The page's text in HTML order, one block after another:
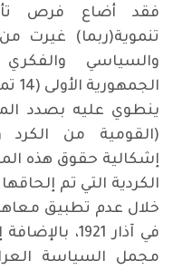
فقد أضاع فرص
تنموية(ربما) غيرت
والسياسي
ينطوي عليه بصدد
(القومية من الكرد
إشكالية حقوق هذه
الكردية التي تم
خلال عدم تطبيق
في آذار
مجمل السياسة